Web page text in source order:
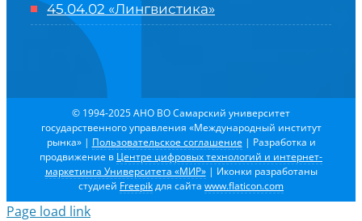
45.04.02 «Лингвистика»
© 1994-2025 АНО ВО Самарский университет
государственного управления «Международный институт
рынка» | Пользовательское соглашение | Разработка и
продвижение в Центре цифровых технологий и интернет-
маркетинга Университета «МИР»| Иконки разработаны
студией Freepikдля сайта www.flaticon.com
Page load link